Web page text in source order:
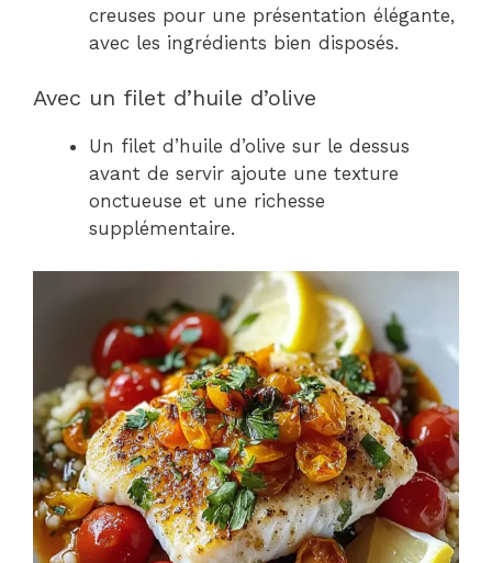
creuses pour une présentation élégante,
avec les ingrédients bien disposés.
Avec un filet d’huile d’olive
Un filet d’huile d’olive sur le dessus
avant de servir ajoute une texture
onctueuse et une richesse
supplémentaire.